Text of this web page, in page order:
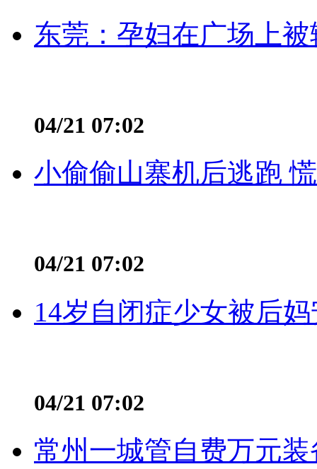
东莞：孕妇在广场上
04/21 07:02
小偷偷山寨机后逃跑
04/21 07:02
14岁自闭症少女被后
04/21 07:02
常州一城管自费万元